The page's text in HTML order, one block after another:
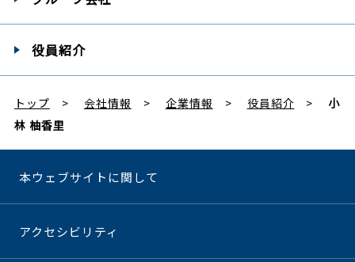
役員紹介
トップ 会社情報 企業情報 役員紹介
小
林 柚香里
本ウェブサイトに関して
アクセシビリティ